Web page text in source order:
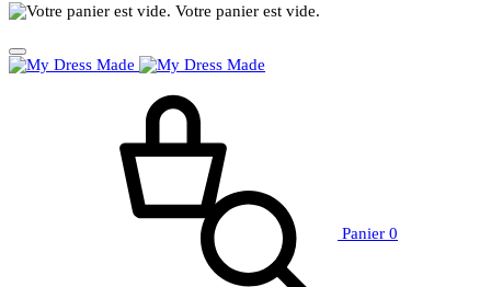
Votre panier est vide.
Panier 0